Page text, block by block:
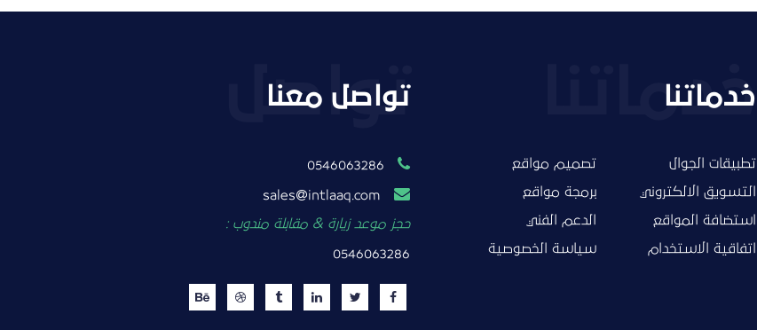
خدماتنا
تطبيقات الجوال تصميم مواقع
التسويق الالكتروني برمجة مواقع
استضافة المواقع الدعم الفني
اتفاقية الاستخدام سياسة الخصوصية
تواصل معنا
0546063286
intlaaq.com
حجز موعد زيارة & مقابلة مندوب :
0546063286